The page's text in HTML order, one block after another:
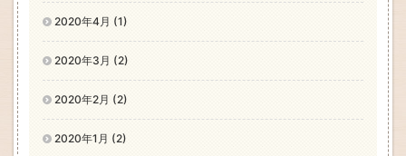
2020年4月 (1)
2020年3月 (2)
2020年2月 (2)
2020年1月 (2)